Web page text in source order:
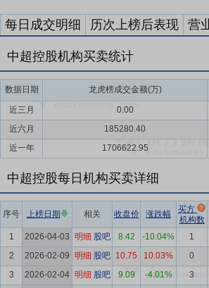
每日成交明细 历次上榜后表现 营
中超控股机构买卖统计
数据日期 龙虎榜成交金额(万)
近三月 0.00
近六月
185280.40
近一年
1706622.95
中超控股每日机构买卖详细
序号 上榜日期 相关 收盘价 涨跌幅
买方
机构数
1
2026-04-03 明细 股吧 8.42 -10.04% 1
2
2026-02-09 明细 股吧 10.75 10.03% 0
3
2026-02-04 明细 股吧 9.09 -4.01% 3